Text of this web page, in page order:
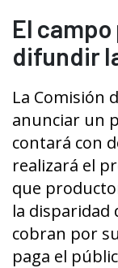
El
difundir
La Comisión
anunciar un
contará con
realizará el
que
la disparidad
cobran por
paga el